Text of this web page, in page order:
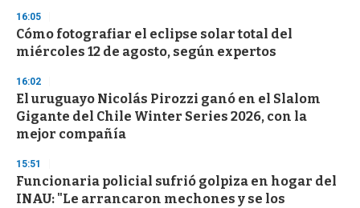
d
s
o
f
3
s
e
c
o
d
s
16:05
Cómo fotografiar el eclipse solar total del
miércoles 12 de agosto, según expertos
16:02
El uruguayo Nicolás Pirozzi ganó en el Slalom
Gigante del Chile Winter Series 2026, con la
mejor compañía
15:51
Funcionaria policial sufrió golpiza en hogar del
INAU: "Le arrancaron mechones y se los